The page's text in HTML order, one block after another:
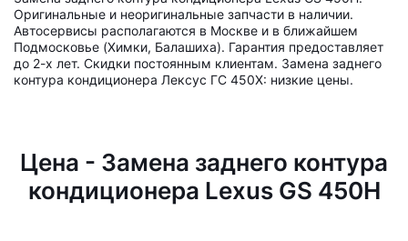
Оригинальные и неоригинальные запчасти в наличии.
Автосервисы располагаются в Москве и в ближайшем
Подмосковье (Химки, Балашиха). Гарантия предоставляет
до 2-х лет. Скидки постоянным клиентам. Замена заднего
контура кондиционера Лексус ГС 450Х: низкие цены.
Цена - Замена заднего контура
кондиционера Lexus GS 450H